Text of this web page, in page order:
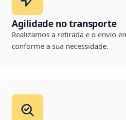
Agilidade no transporte
Realizamos a retirada e o envio
conforme a sua necessidade.